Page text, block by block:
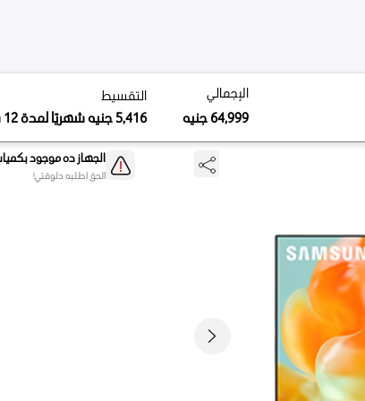
جنيه
التقسيط
5,416جنيهشهريًا لمدة 12 شهرًا جنيه
التقسيط
5,416جنيهشهريًا لمدة 12 شهرًا